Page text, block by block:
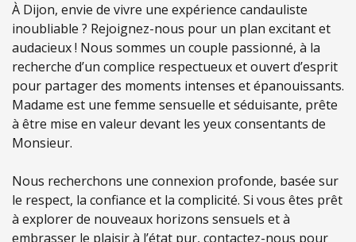
À Dijon, envie de vivre une expérience candauliste
inoubliable ? Rejoignez-nous pour un plan excitant et
audacieux ! Nous sommes un couple passionné, à la
recherche d’un complice respectueux et ouvert d’esprit
pour partager des moments intenses et épanouissants.
Madame est une femme sensuelle et séduisante, prête
à être mise en valeur devant les yeux consentants de
Monsieur.
Nous recherchons une connexion profonde, basée sur
le respect, la confiance et la complicité. Si vous êtes prêt
à explorer de nouveaux horizons sensuels et à
embrasser le plaisir à l’état pur, contactez-nous pour